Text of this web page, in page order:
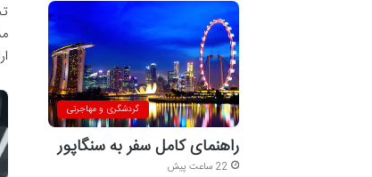
گردشگری و مهاجرتی
راهنمای کامل سفر به سنگاپور
22 ساعت پیش